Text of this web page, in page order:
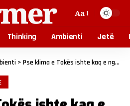
Aa
Thinking Ambienti Jetë
> Pse klima e Tokës ishte kaq e ngrohtë dhe e çuditshme në 2023? – Pjesa 2